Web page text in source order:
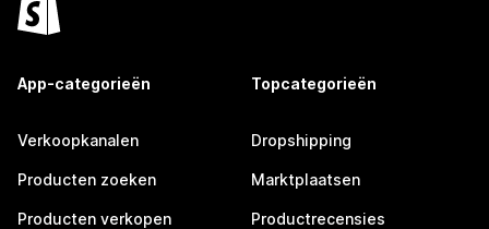
App-categorieën
Verkoopkanalen
Producten zoeken
Producten verkopen
Topcategorieën
Dropshipping
Marktplaatsen
Productrecensies